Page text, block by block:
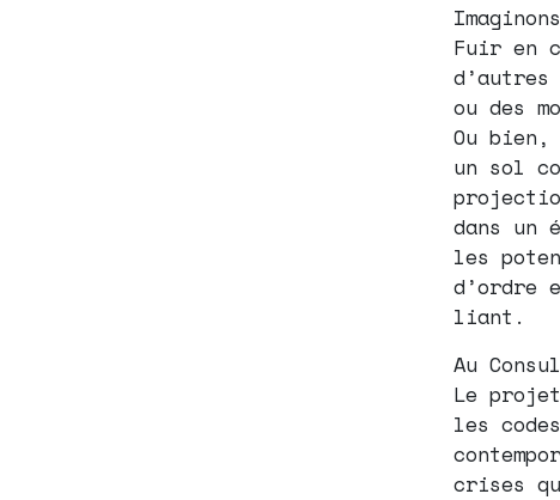
Fuir en
ou des
Ou bien,
un sol
dans un
les
liant.
Au
Le
les
crises